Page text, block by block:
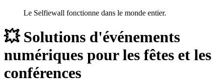
Le Selfiewall fonctionne dans le monde entier.
💥 Solutions d'événements
numériques pour les fêtes et les
conférences